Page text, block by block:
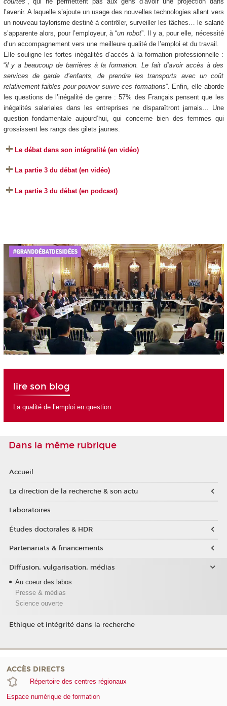
l’avenir. A laquelle s’ajoute un usage des nouvelles technologies allant vers
un nouveau taylorisme destiné à contrôler, surveiller les tâches… le salarié
s’apparente alors, pour l’employeur, à “un robot”. Il y a, pour elle, nécessité
d’un accompagnement vers une meilleure qualité de l’emploi et du travail.
Elle souligne les fortes inégalités d’accès à la formation professionnelle :
“il y a beaucoup de barrières à la formation. Le fait d’avoir accès à des
services de garde d’enfants, de prendre les transports avec un coût
relativement faibles pour pouvoir suivre ces formations”. Enfin, elle aborde
les questions de l’inégalité de genre : 57% des Français pensent que les
inégalités salariales dans les entreprises ne disparaîtront jamais… Une
question fondamentale aujourd’hui, qui concerne bien des femmes qui
grossissent les rangs des gilets jaunes.
Le débat dans son intégralité (en vidéo)
La partie 3 du débat (en vidéo)
La partie 3 du débat (en podcast)
lire son blog
La qualité de l’emploi en question
Dans la même rubrique
Accueil
La direction de la recherche & son actu
Laboratoires
Études doctorales & HDR
Partenariats & financements
Diffusion, vulgarisation, médias
Au coeur des labos
Presse & médias
Science ouverte
Ethique et intégrité dans la recherche
ACCÈS DIRECTS
Répertoire des centres régionaux
Espace numérique de formation